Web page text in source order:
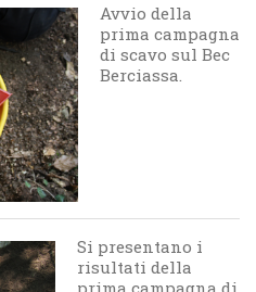
Avvio della
prima campagna
di scavo sul Bec
Berciassa.
Si presentano i
risultati della
prima campagna di